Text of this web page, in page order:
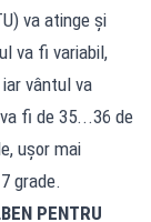
va atinge și
va fi variabil,
vântul va
fi de 35...36 de
ușor mai
grade.
PENTRU